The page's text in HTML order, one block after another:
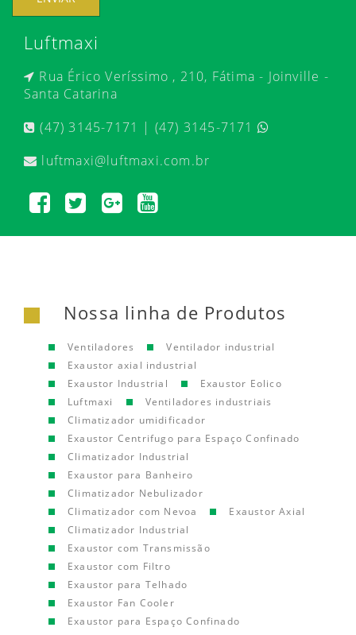
Luftmaxi
Rua Érico Veríssimo , 210, Fátima - Joinville -
Santa Catarina
(47) 3145-7171 | (47) 3145-7171
luftmaxi@luftmaxi.com.br
Nossa linha de Produtos
Ventiladores
Ventilador industrial
Exaustor axial industrial
Exaustor Industrial
Exaustor Eolico
Luftmaxi
Ventiladores industriais
Climatizador umidificador
Exaustor Centrifugo para Espaço Confinado
Climatizador Industrial
Exaustor para Banheiro
Climatizador Nebulizador
Climatizador com Nevoa
Exaustor Axial
Climatizador Industrial
Exaustor com Transmissão
Exaustor com Filtro
Exaustor para Telhado
Exaustor Fan Cooler
Exaustor para Espaço Confinado